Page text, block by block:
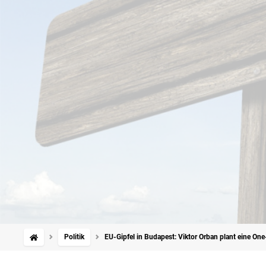
Politik EU-Gipfel in Budapest: Viktor Orban plant eine